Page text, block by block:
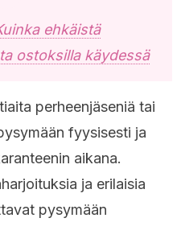
ehkäistä
ostoksilla käydessä
perheenjäseniä tai
fyysisesti ja
aikana.
ja erilaisia
pysymään